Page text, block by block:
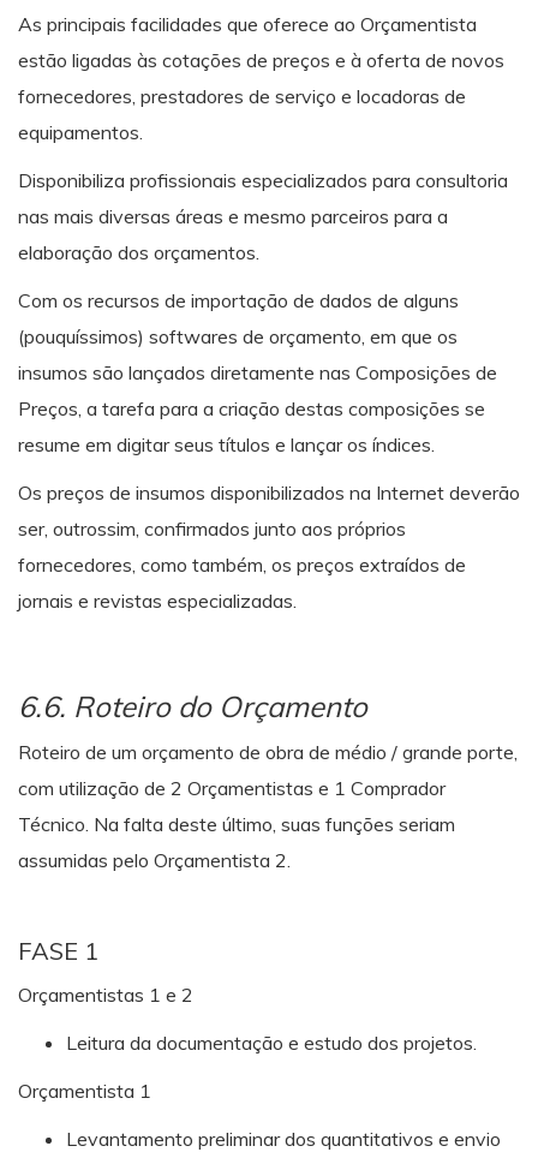
As principais facilidades que oferece ao Orçamentista
estão ligadas às cotações de preços e à oferta de novos
fornecedores, prestadores de serviço e locadoras de
equipamentos.
Disponibiliza profissionais especializados para consultoria
nas mais diversas áreas e mesmo parceiros para a
elaboração dos orçamentos.
Com os recursos de importação de dados de alguns
(pouquíssimos) softwares de orçamento, em que os
insumos são lançados diretamente nas Composições de
Preços, a tarefa para a criação destas composições se
resume em digitar seus títulos e lançar os índices.
Os preços de insumos disponibilizados na Internet deverão
ser, outrossim, confirmados junto aos próprios
fornecedores, como também, os preços extraídos de
jornais e revistas especializadas.
6.6. Roteiro do Orçamento
Roteiro de um orçamento de obra de médio / grande porte,
com utilização de 2 Orçamentistas e 1 Comprador
Técnico. Na falta deste último, suas funções seriam
assumidas pelo Orçamentista 2.
FASE 1
Orçamentistas 1 e 2
Leitura da documentação e estudo dos projetos.
Orçamentista 1
Levantamento preliminar dos quantitativos e envio